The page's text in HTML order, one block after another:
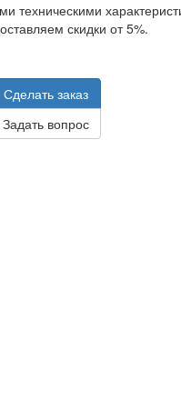
техническими
скидки от 5%.
Сделать заказ
Задать вопрос